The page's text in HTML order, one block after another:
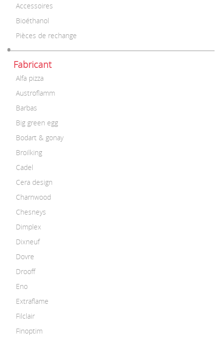
Accessoires
Bioéthanol
Pièces de rechange
Fabricant
Alfa pizza
Austroflamm
Barbas
Big green egg
Bodart & gonay
Broilking
Cadel
Cera design
Charnwood
Chesneys
Dimplex
Dixneuf
Dovre
Drooff
Eno
Extraflame
Filclair
Finoptim